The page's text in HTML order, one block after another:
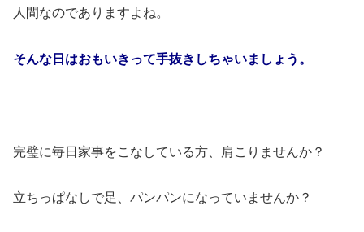
人間なのでありますよね。
そんな日はおもいきって手抜きしちゃいましょう。
完璧に毎日家事をこなしている方、肩こりませんか？
立ちっぱなしで足、パンパンになっていませんか？